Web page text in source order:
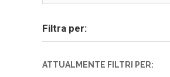
Filtra per:
ATTUALMENTE FILTRI PER: